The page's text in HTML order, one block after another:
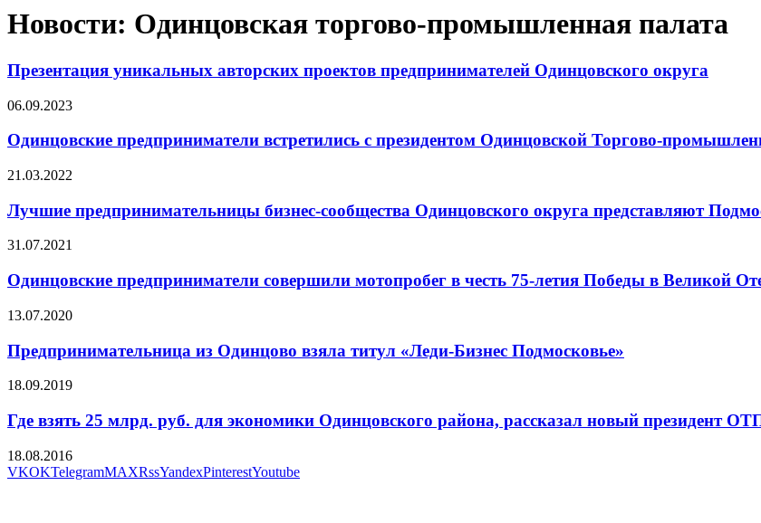
Новости: Одинцовская торгово-промышленная палата
Презентация уникальных авторских проектов предпринимателей Одинцовского округа
06.09.2023
Одинцовские предприниматели встретились с президентом Одинцовской Торгово-
21.03.2022
Лучшие предпринимательницы бизнес-сообщества Одинцовского округа представляют
31.07.2021
Одинцовские предприниматели совершили мотопробег в честь 75-летия Победы в Великой
13.07.2020
Предпринимательница из Одинцово взяла титул «Леди-Бизнес Подмосковье»
18.09.2019
Где взять 25 млрд. руб. для экономики Одинцовского района, рассказал новый президент
18.08.2016
VKOKTelegramMAXRssYandexPinterestYoutube